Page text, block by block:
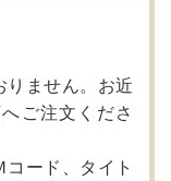
りません。お近
ご注文くださ
ード、タイト